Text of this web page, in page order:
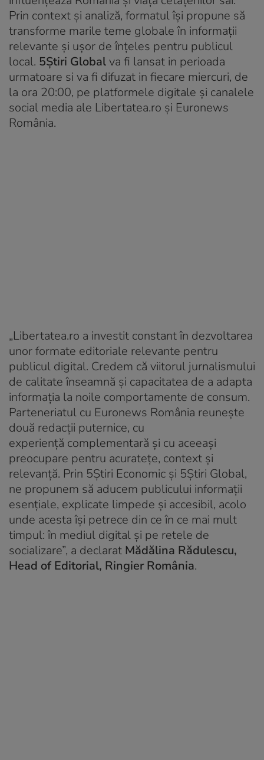
Prin context și analiză, formatul își propune să
transforme marile teme globale în informații
relevante și ușor de înțeles pentru publicul
local. 5Știri Globalva fi lansat in perioada
urmatoare si va fi difuzat in fiecare miercuri, de
la ora 20:00, pe platformele digitale și canalele
social media ale Libertatea.ro și Euronews
România.
„Libertatea.ro a investit constant în dezvoltarea
unor formate editoriale relevante pentru
publicul digital. Credem că viitorul jurnalismului
de calitate înseamnă și capacitatea de a adapta
informația la noile comportamente de consum.
Parteneriatul cu Euronews România reunește
două redacții puternice, cu
experiență complementară și cu aceeași
preocupare pentru acuratețe, context și
relevanță. Prin 5Știri Economic și 5Știri Global,
ne propunem să aducem publicului informații
esențiale, explicate limpede și accesibil, acolo
unde acesta își petrece din ce în ce mai mult
timpul: în mediul digital și pe retele de
socializare”, a declarat Mădălina Rădulescu,
Head of Editorial, Ringier România.